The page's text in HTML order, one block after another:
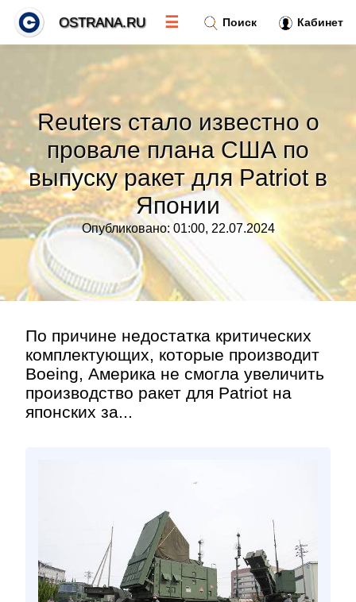
Reuters стало известно о
провале плана США по
выпуску ракет для Patriot в
Японии
Опубликовано: 01:00, 22.07.2024
По причине недостатка критических
комплектующих, которые производит
Boeing, Америка не смогла увеличить
производство ракет для Patriot на
японских за...
Поиск Кабинет
OSTRANA.RU ☰
Тренды новостей»
Рубрики»
Правила»
Контакт»